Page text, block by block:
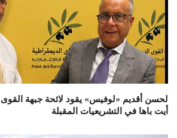
لحسن أقديم «لوفيس» يقود لائحة جبهة القوى
أيت باها في التشريعيات المقبلة